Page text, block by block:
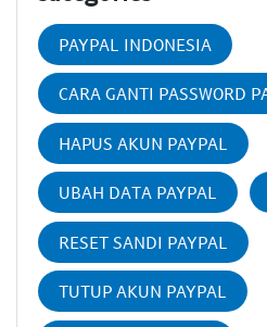
PAYPAL INDONESIA
CARA GANTI PASSWORD
HAPUS AKUN PAYPAL
UBAH DATA PAYPAL
RESET SANDI PAYPAL
TUTUP AKUN PAYPAL